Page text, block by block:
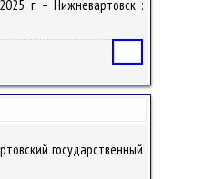
г. – Нижневартовск :
государственный